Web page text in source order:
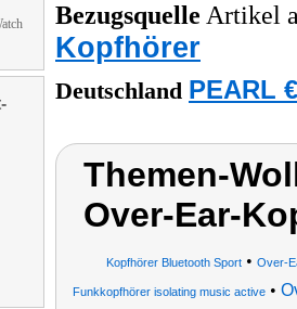
Bezugsquelle Artikel
Kopfhörer
Deutschland PEARL
Themen-
Over-Ear-
Kopfhörer Bluetooth Sport• Over-
Funkkopfhörer isolating music active •